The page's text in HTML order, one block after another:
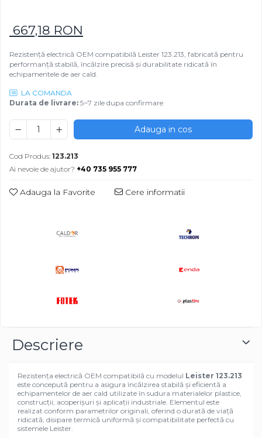
Rezistente Ceramice
Rezistentele tubulare flexibile
Rezistență microtubulară
Incalzitor ceramic infrarosu
Rezistenta cuptor
667,18 RON
Rezistență electrică OEM compatibilă Leister 123.213, fabricată pentru
performanță stabilă, încălzire precisă și durabilitate ridicată în
echipamentele de aer cald.
LA COMANDA
Durata de livrare: 5~7 zile dupa confirmare
Adauga in cos
Cod Produs: 123.213
Ai nevoie de ajutor? +40 735 955 777
Adauga la Favorite Cere informatii
Descriere
Rezistența electrică OEM compatibilă cu modelul Leister 123.213
este concepută pentru a asigura încălzirea stabilă și eficientă a
echipamentelor de aer cald utilizate în sudura materialelor plastice,
construcții, acoperișuri și aplicații industriale. Elementul este
realizat conform parametrilor originali, oferind o durată de viață
ridicată, disipare termică uniformă și compatibilitate perfectă cu
sistemele Leister.